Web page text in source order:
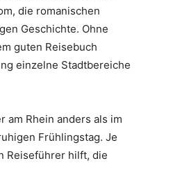
die romanischen
Geschichte. Ohne
guten Reisebuch
einzelne Stadtbereiche
am Rhein anders als im
Frühlingstag. Je
Reiseführer hilft, die